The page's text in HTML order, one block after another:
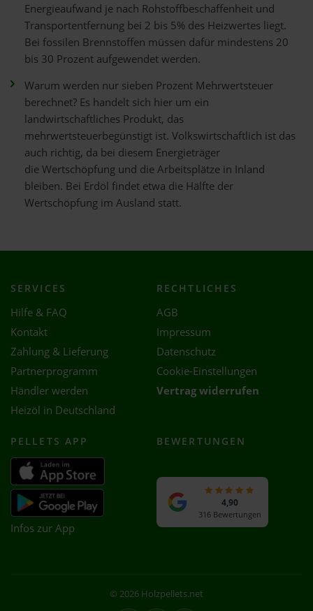
Energieaufwand je nach Rohstoffbeschaffenheit und
Transportentfernung bei 2 bis 5% des Heizwertes liegt.
Bei fossilen Brennstoffen müssen dafür mindestens 20
bis 30 Prozent aufgewendet werden.
Warum werden nur sieben Prozent Mehrwertsteuer
berechnet? Es handelt sich hier um ein
landwirtschaftliches Produkt, das
mehrwertsteuerbegünstigt ist. Volkswirtschaftlich ist das
auch richtig, da bei diesem Energieträger
die Wertschöpfung und die Arbeitsplätze in Inland
bleiben. Bei Erdöl findet etwa die Hälfte der
Wertschöpfung im Ausland statt.
SERVICES
Hilfe & FAQ
Kontakt
Zahlung & Lieferung
Partnerprogramm
Händler werden
Heizöl in Deutschland
RECHTLICHES
AGB
Impressum
Datenschutz
Cookie-Einstellungen
Vertrag widerrufen
PELLETS APP
Infos zur App
BEWERTUNGEN
4,90
316 Bewertungen
© 2026 Holzpellets.net